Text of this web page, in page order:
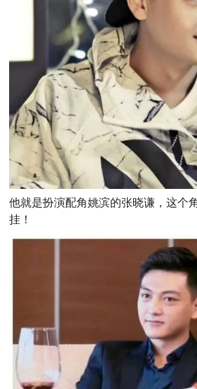
他就是扮演配角姚滨的张晓谦，这个
挂！